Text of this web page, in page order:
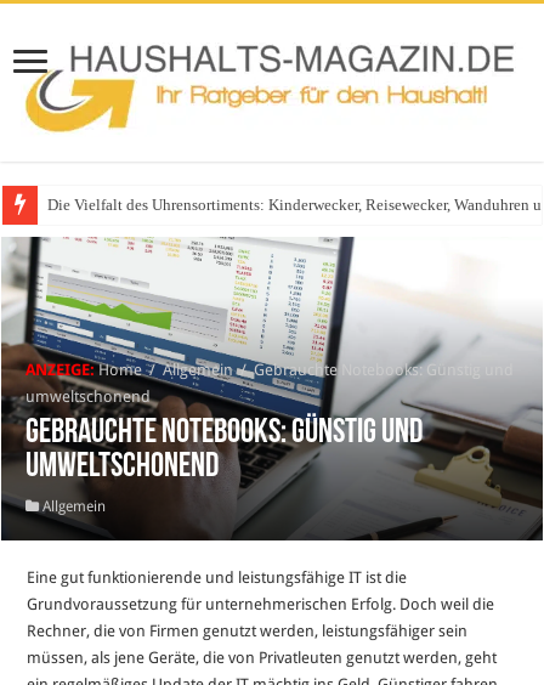
Die Vielfalt des Uhrensortiments: Kinderwecker, Reisewecker, Wanduhren
ANZEIGE: Home / Allgemein / Gebrauchte Notebooks: Günstig und
umweltschonend
Gebrauchte Notebooks: Günstig und
umweltschonend
Allgemein
Eine gut funktionierende und leistungsfähige IT ist die
Grundvoraussetzung für unternehmerischen Erfolg. Doch weil die
Rechner, die von Firmen genutzt werden, leistungsfähiger sein
müssen, als jene Geräte, die von Privatleuten genutzt werden, geht